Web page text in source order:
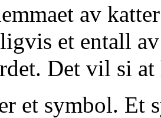
av
et entall
Det vil si at
et symbol. Et